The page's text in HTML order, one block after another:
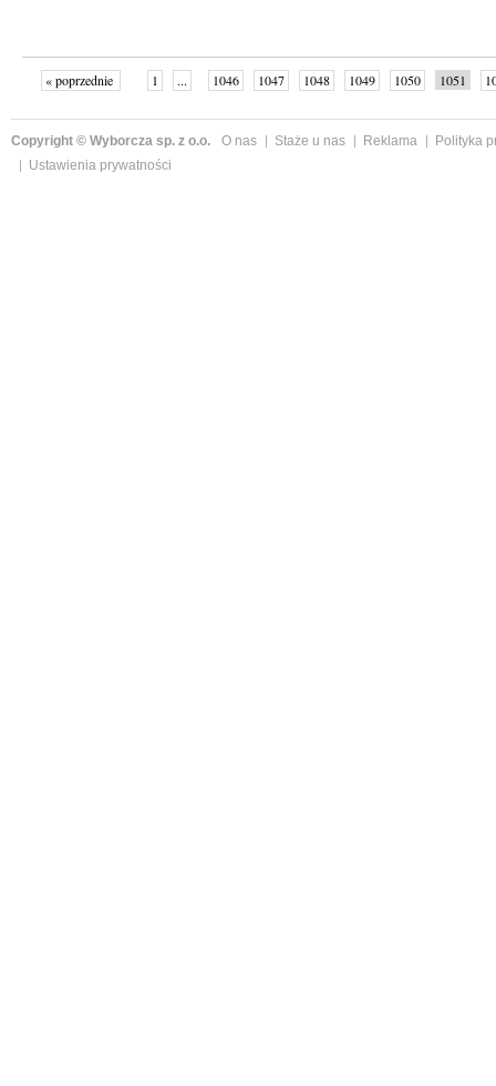
« poprzednie 1 ... 1046 1047 1048 1049 1050 1051
Copyright © Wyborcza sp. z o.o. O nas Staże u nas Reklama
Polityka
Ustawienia prywatności